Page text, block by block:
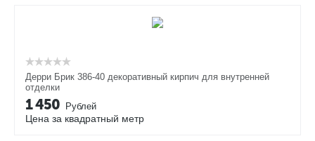
Дерри Брик 386-40 декоративный кирпич для внутренней
отделки
1 450 Рублей
Цена за квадратный метр